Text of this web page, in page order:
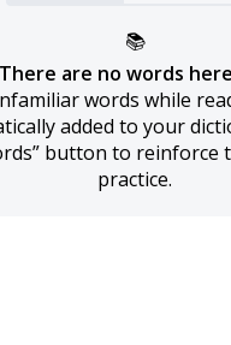
📚
There are no words
words while
added to your
button to reinforce
practice.